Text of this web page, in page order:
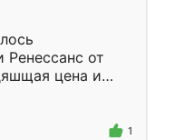
от
цена и
Приехавший
самый
1